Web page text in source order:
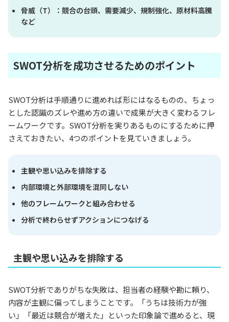
脅威（T）：競合の台頭、需要減少、規制強化、原材料高騰
など
SWOT分析を成功させるためのポイント
SWOT分析は手順通りに進めれば形にはなるものの、ちょっ
とした認識のズレや進め方の違いで成果が大きく変わるフレ
ームワークです。SWOT分析を実りあるものにするために押
さえておきたい、4つのポイントを見ていきましょう。
主観や思い込みを排除する
内部環境と外部環境を混同しない
他のフレームワークと組み合わせる
分析で終わらせずアクションにつなげる
主観や思い込みを排除する
SWOT分析でありがちな失敗は、担当者の経験や勘に頼り、
内容が主観に偏ってしまうことです。「うちは技術力が強
い」「最近は競合が増えた」といった印象論で進めると、現